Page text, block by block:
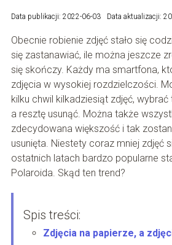
Data publikacji: 2022-06-03 Data aktualizacji:
Obecnie robienie zdjęć stało się
się zastanawiać, ile można jeszcze
się skończy. Każdy ma smartfona,
zdjęcia w wysokiej rozdzielczości.
kilku chwil kilkadziesiąt zdjęć,
a resztę usunąć. Można także
zdecydowana większość i tak
usunięta. Niestety coraz mniej zdjęć
ostatnich latach bardzo popularne
Polaroida. Skąd ten trend?
Spis treści:
Zdjęcia na papierze, a